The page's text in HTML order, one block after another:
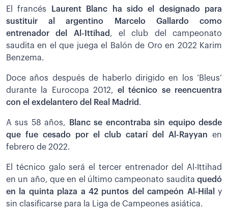
El francés
Laurent Blanc ha sido el designado para
sustituir al argentino Marcelo Gallardo como
entrenador del Al-Ittihad , el club del campeonato
saudita en el que juega el Balón de Oro en 2022 Karim
Benzema.
Doce años después de haberlo dirigido en los ‘Bleus’
durante la Eurocopa 2012,el técnico se reencuentra
con el exdelantero del Real Madrid .
A sus 58 años,
Blanc se encontraba sin equipo desde
que fue cesado por el club catarí del Al-Rayyan en
febrero de 2022.
El técnico galo será el tercer entrenador del Al-Ittihad
en un año, que en el último campeonato saudita quedó
en la quinta plaza a 42 puntos del campeón Al-Hilal
y
sin clasificarse para la Liga de Campeones asiática.